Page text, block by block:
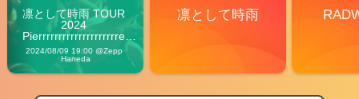
凛として時雨 TOUR
2024
Pierrrrrrrrrrrrrrrrrrrre
Vibes
2024/08/09 19:00 @Zepp
Haneda
凛として時雨